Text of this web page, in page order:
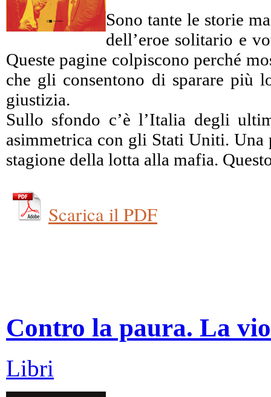
Sono tante le storie
dell’eroe solitario e
Queste pagine colpiscono perché
che gli consentono di sparare più
giustizia.
Sullo sfondo c’è l’Italia degli
asimmetrica con gli Stati Uniti. Una
stagione della lotta alla mafia.
Scarica il PDF
Contro la paura. La
Libri